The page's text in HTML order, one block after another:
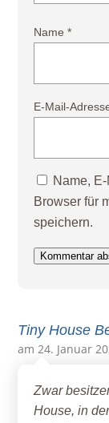
Tiny House
am 24. Januar
Zwar
House, in
Name*
E-Mail-
Name,
Browser für
speichern.
Kommentar